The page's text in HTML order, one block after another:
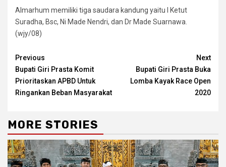
Almarhum memiliki tiga saudara kandung yaitu I Ketut
Suradha, Bsc, Ni Made Nendri, dan Dr Made Suarnawa.
(wjy/08)
Continue
Reading
Previous
Bupati Giri Prasta Komit
Prioritaskan APBD Untuk
Ringankan Beban Masyarakat
Next
Bupati Giri Prasta Buka
Lomba Kayak Race Open
2020
MORE STORIES